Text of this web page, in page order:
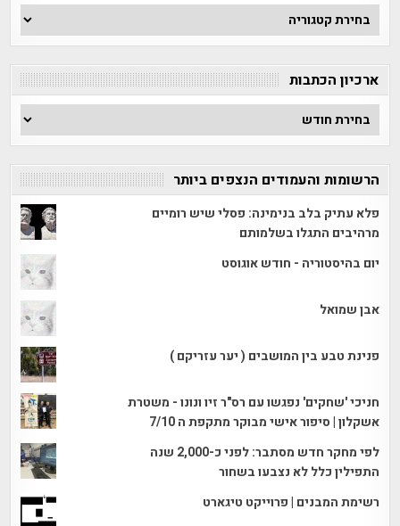
חפש
לפי
ארכיון הכתבות
ארכיון
הכתבות
הרשומות והעמודים הנצפים ביותר
פלא עתיק בלב בנימינה: פסלי שיש רומיים
מרהיבים התגלו בשלמותם
יום בהיסטוריה - חודש אוגוסט
אבן שמואל
פנינת טבע בין המושבים ( יער עזריקם )
חניכי 'שחקים' נפגשו עם רס"ר זיו ונונו - משטרת
אשקלון | סיפור אישי מבוקר מתקפת ה 7/10
לפי מחקר חדש מסתבר: לפני כ-2,000 שנה
התפילין כלל לא נצבעו בשחור
רשימת המבנים | פרוייקט טיגארט